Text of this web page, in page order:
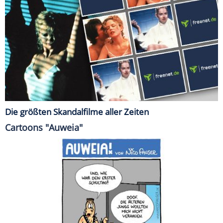
Die größten Skandalfilme aller Zeiten
Cartoons "Auweia"